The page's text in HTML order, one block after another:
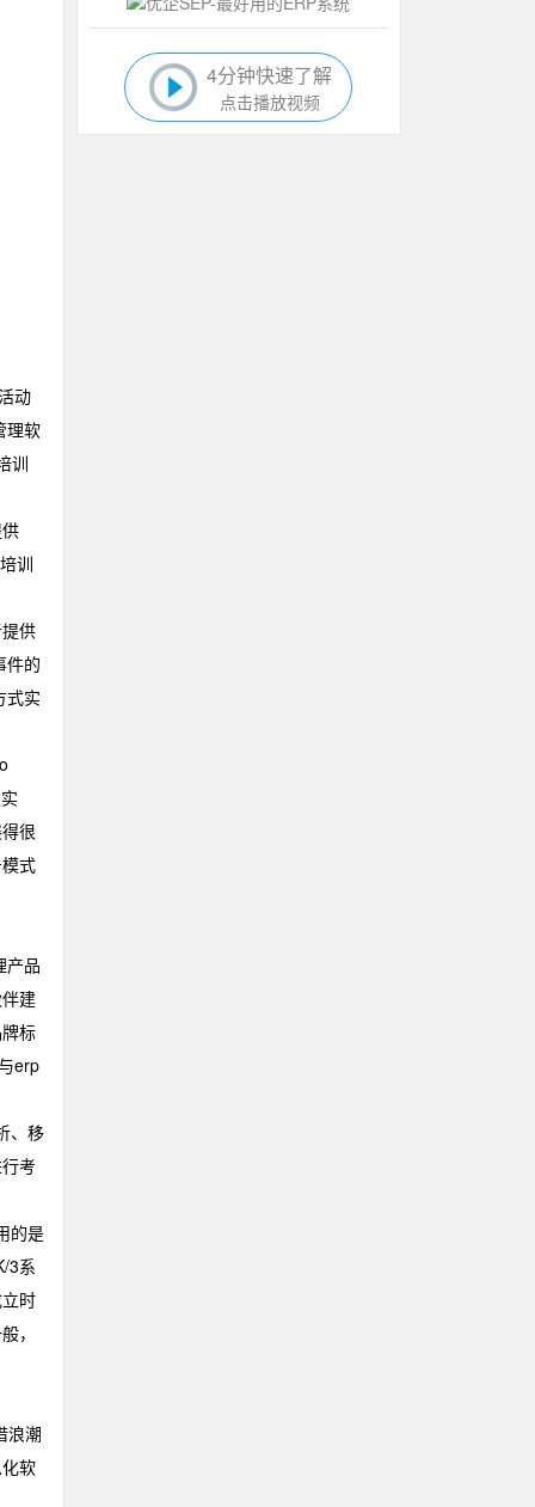
动
理软
训
训
供
件的
式实
很
式
产品
建
标
erp
、移
考
的是
3系
时
，
浪潮
软
4分钟快速了解
点击播放视频